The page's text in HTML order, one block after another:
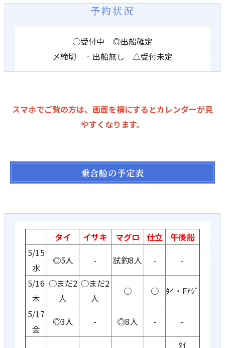
予約状況
○受付中 ◎出船確定
〆締切 ‐出船無し △受付未定
スマホでご覧の方は、画面を横にするとカレンダーが見
やすくなります。
乗合船の予定表
タイ イサキ マグロ 仕立
午後船
5/15
水
◎5人 - 試釣8人 -
-
5/16
木
○まだ2
人
○まだ2
人
○ ○ ﾀｲ・Fｱｼﾞ
5/17
金
◎3人 - ◎8人 - -
ﾀｲ